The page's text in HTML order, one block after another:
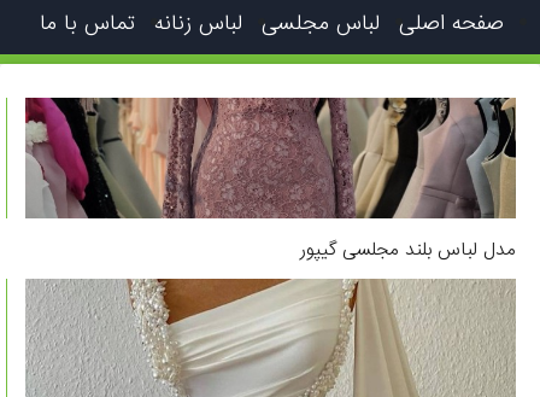
صفحه اصلی لباس مجلسی لباس زنانه تماس با ما
مدل لباس بلند مجلسی گیپور